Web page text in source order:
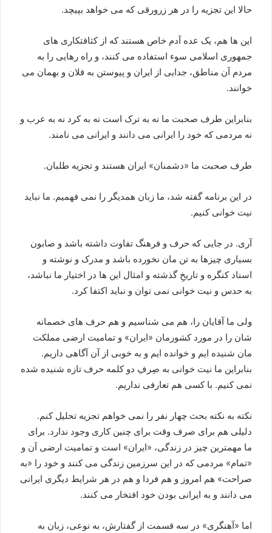
حالا این تجزیه را در هر زرورقی که می خواهد بپیچد.
این ها هم، یک عده آدم خاص هستند که از کثافتکاری های
جمهوری اسلامی سوء استفاده می کنند، و راه رهایی را به
مردم آن مناطق، جدایی از ایران و پیوستن به فلان و بهمان می
خوانند.
بنابراین طرف صحبت ما نه به ترک است نه به کرد نه به عرب و
نه مردمی که خود را ایرانی می دانند و ایرانی می نامند.
طرف صحبت ما «دشمنان» ایران هستند و تجزیه طلبان.
در این برنامه گفته شد، ما زبان همدیگر را نمی فهمیم. ما نباید
نیت خوانی کنیم.
آری. در جایی که حرف و فرهنگ تفاوت داشته باشد و صابون
بسیاری چیزها به تن مان نخورده باشد و مدرک و نوشته و
اسناد کنگره و تاریخِ گذشته و امثال این ها در اختیار ما نباشد،
به حدس و نیت خوانی نمی توان و نباید اکتفا کرد.
ولی ما آقایان را، هم می شناسیم و هم حرف های خصمانه
شان را در مورد کشورمان «ایران» و تمامیت ارضی مملکت
مان شنیده ایم و خوانده ایم و به خوبی از آن آگاهی داریم.
بنابراین ما نیت خوانی به صِرفِ دو کلمه حرف تازه شنیده شده
نمی کنیم. با کسی هم تعارفی نداریم.
نکته به نکته بحث چهار نفر را نمی خواهم تجزیه تحلیل کنم.
دلیلی هم برای صرف وقت برای چنین کاری وجود ندارد. برای
ما مهمترین چیز در زندگی، «ایران» است و تمامیت ارضی آن و
«تمام» مردمی که در این سرزمین زندگی می کنند و خود را «به
صراحت» هم امروز و هم فردا و هم در هر شرایط دیگری ایرانی
می دانند و به ایرانی بودن خود افتخار می کنند.
اما «آهنگری» در سه قسمت از گفتارش، به نوعی، زبان به